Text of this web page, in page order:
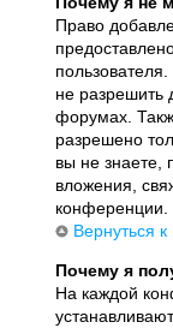
Право
не разрешить
форумах.
разрешено
вы не знаете,
вложения,
конференции.
Вернуться к
Почему я
На каждой